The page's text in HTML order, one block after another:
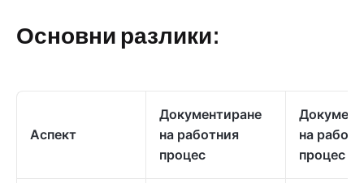
Основни разлики:
Аспект
Документиране
на работния
процес
на
процес